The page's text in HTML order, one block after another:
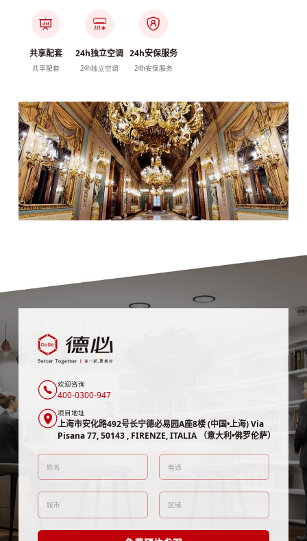
共享配套
共享配套
24h独立空调
24h独立空调
24h安保服务
24h安保服务
欢迎咨询
400-0300-947
项目地址
上海市安化路492号长宁德必易园A座8楼 (中国•上海) Via
Pisana 77, 50143 , FIRENZE, ITALIA （意大利•佛罗伦萨）